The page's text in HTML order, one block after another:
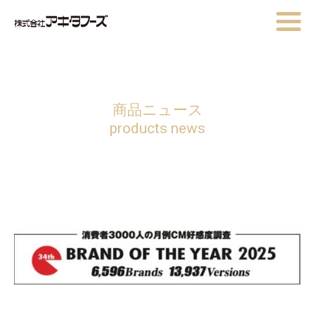
商品ニュース
products news